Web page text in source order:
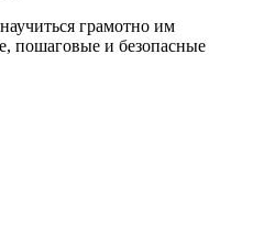
грамотно им
пошаговые и безопасные